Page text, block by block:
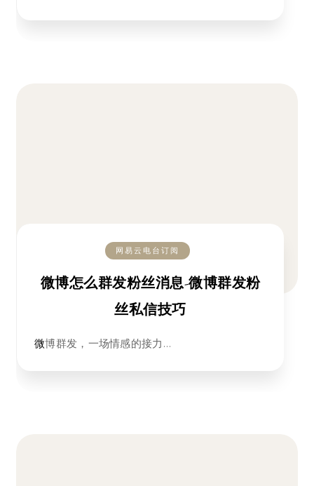
网易云电台订阅
微博怎么群发粉丝消息-微博群发粉
丝私信技巧
微博群发，一场情感的接力…